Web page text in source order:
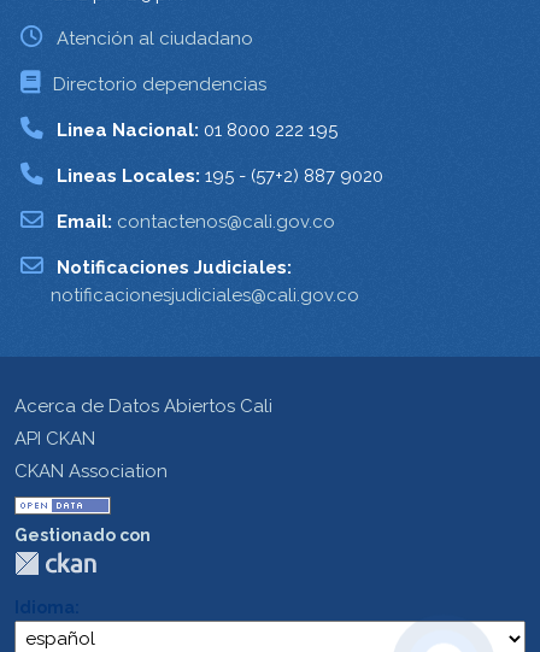
Atención al ciudadano
Directorio dependencias
Linea Nacional: 01 8000 222 195
Lineas Locales: 195 - (57+2) 887 9020
Email: contactenos@cali.gov.co
Notificaciones Judiciales:
notificacionesjudiciales@cali.gov.co
Acerca de Datos Abiertos Cali
API CKAN
CKAN Association
Gestionado con